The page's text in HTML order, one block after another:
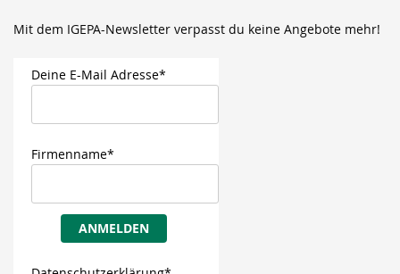
Mit dem IGEPA-Newsletter verpasst du keine Angebote mehr!
Deine E-Mail Adresse*
Firmenname*
ANMELDEN